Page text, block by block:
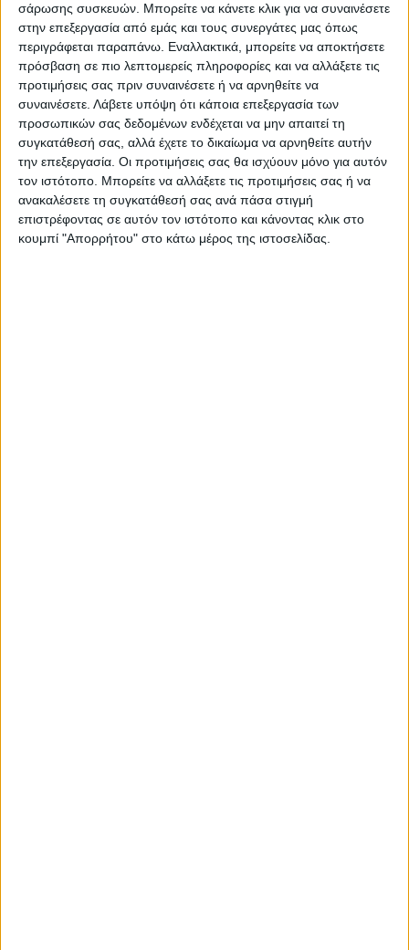
σάρωσης συσκευών. Μπορείτε να κάνετε κλικ για να συναινέσετε
στην επεξεργασία από εμάς και τους συνεργάτες μας όπως
περιγράφεται παραπάνω. Εναλλακτικά, μπορείτε να αποκτήσετε
πρόσβαση σε πιο λεπτομερείς πληροφορίες και να αλλάξετε τις
προτιμήσεις σας πριν συναινέσετε ή να αρνηθείτε να
συναινέσετε. Λάβετε υπόψη ότι κάποια επεξεργασία των
προσωπικών σας δεδομένων ενδέχεται να μην απαιτεί τη
συγκατάθεσή σας, αλλά έχετε το δικαίωμα να αρνηθείτε αυτήν
την επεξεργασία. Οι προτιμήσεις σας θα ισχύουν μόνο για αυτόν
τον ιστότοπο. Μπορείτε να αλλάξετε τις προτιμήσεις σας ή να
ανακαλέσετε τη συγκατάθεσή σας ανά πάσα στιγμή
επιστρέφοντας σε αυτόν τον ιστότοπο και κάνοντας κλικ στο
κουμπί "Απορρήτου" στο κάτω μέρος της ιστοσελίδας.
https://neosagon.gr
Η Αρχαιότερη Καθημερινή Πρωινή Εφημερίδα της Καρδίτσας
ΠΑΡΟΜΟΙΑ ΑΡΘΡΑ